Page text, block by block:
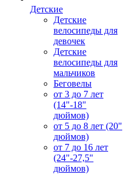
Детские
Детские
велосипеды для
девочек
Детские
велосипеды для
мальчиков
Беговелы
от 3 до 7 лет
(14"-18"
дюймов)
от 5 до 8 лет (20"
дюймов)
от 7 до 16 лет
(24"-27,5"
дюймов)